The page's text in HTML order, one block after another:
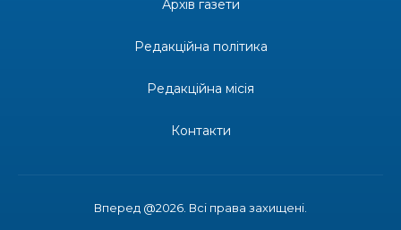
Одна з найяскравіших постатей Бахмута –
професійним святом
Вперед @2026. Всі права захищені.
Архів газети
Редакційна політика
Редакційна місія
Контакти